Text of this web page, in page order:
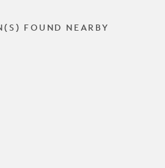
FOUND NEARBY